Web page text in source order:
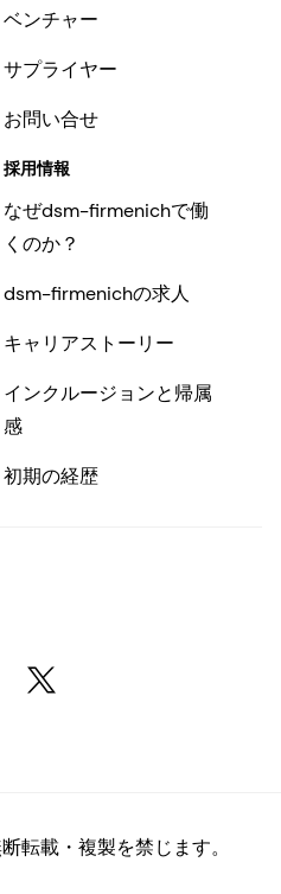
ベンチャー
サプライヤー
お問い合せ
採用情報
なぜdsm-firmenichで働
くのか？
dsm-firmenichの求人
キャリアストーリー
インクルージョンと帰属
感
初期の経歴
載・複製を禁じます。